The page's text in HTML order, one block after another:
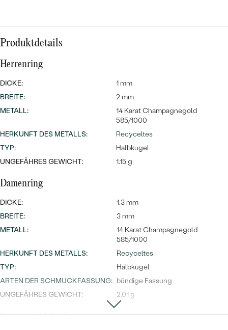
Produktdetails
Herrenring
DICKE:
1 mm
BREITE:
2 mm
METALL:
14 Karat Champagnegold
585/1000
HERKUNFT DES METALLS:
Recyceltes
TYP:
Halbkugel
UNGEFÄHRES GEWICHT:
1.15 g
Damenring
DICKE:
1.3 mm
BREITE:
3 mm
METALL:
14 Karat Champagnegold
585/1000
HERKUNFT DES METALLS:
Recyceltes
TYP:
Halbkugel
ARTEN DER SCHMUCKFASSUNG: bündige Fassung
UNGEFÄHRES GEWICHT:
2.01 g
besetzter Edelstein